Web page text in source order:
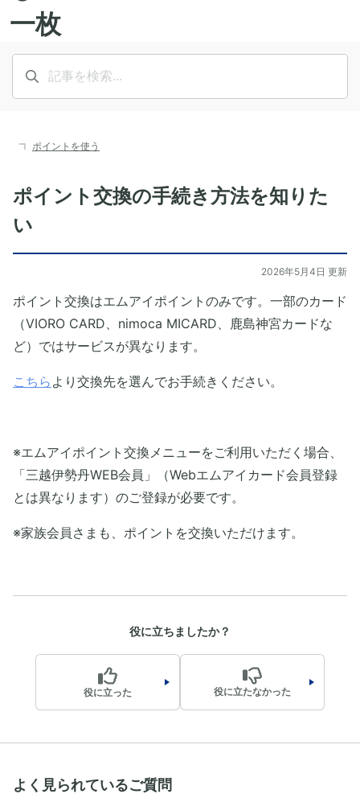
ポイントを使う
ポイント交換の手続き方法を知りた
い
2026年5月4日 更新
ポイント交換はエムアイポイントのみです。一部のカード
（VIORO CARD、nimoca MICARD、鹿島神宮カードな
ど）ではサービスが異なります。
こちら より交換先を選んでお手続きください。
※エムアイポイント交換メニューをご利用いただく場合、
「三越伊勢丹WEB会員」（Webエムアイカード会員登録
とは異なります）のご登録が必要です。
※家族会員さまも、ポイントを交換いただけます。
役に立ちましたか？
役に立った 役に立たなかった
よく見られているご質問